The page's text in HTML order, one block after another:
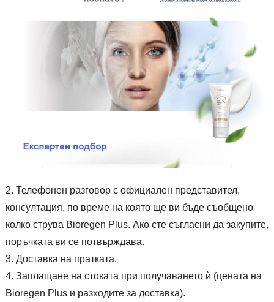
Телефонен разговор с официален представител,
консултация, по време на която ще ви бъде съобщено
колко струва Bioregen Plus. Ако сте съгласни да закупите,
поръчката ви се потвърждава.
Доставка на пратката.
Заплащане на стоката при получаването ѝ (цената на
Bioregen Plus и разходите за доставка).